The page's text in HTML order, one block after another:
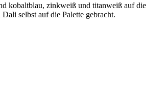
kobaltblau, zinkweiß und titanweiß auf die
selbst auf die Palette gebracht.